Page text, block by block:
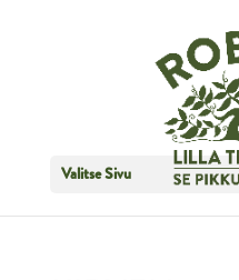
Valitse Sivu